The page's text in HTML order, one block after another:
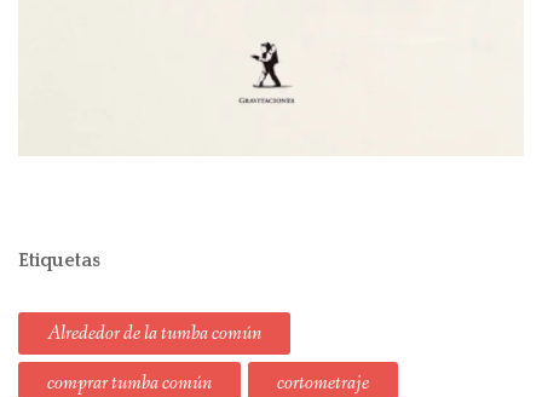
Etiquetas
Alrededor de la tumba común
comprar tumba común
cortometraje